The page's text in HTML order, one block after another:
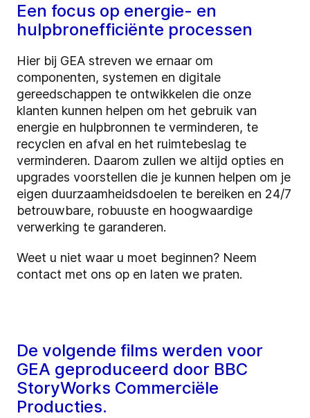
Een focus op energie- en
hulpbronefficiënte processen
Hier bij GEA streven we ernaar om
componenten, systemen en digitale
gereedschappen te ontwikkelen die onze
klanten kunnen helpen om het gebruik van
energie en hulpbronnen te verminderen, te
recyclen en afval en het ruimtebeslag te
verminderen. Daarom zullen we altijd opties en
upgrades voorstellen die je kunnen helpen om je
eigen duurzaamheidsdoelen te bereiken en 24/7
betrouwbare, robuuste en hoogwaardige
verwerking te garanderen.
Weet u niet waar u moet beginnen? Neem
contact met ons op en laten we praten.
De volgende films werden voor
GEA geproduceerd door BBC
StoryWorks Commerciële
Producties.